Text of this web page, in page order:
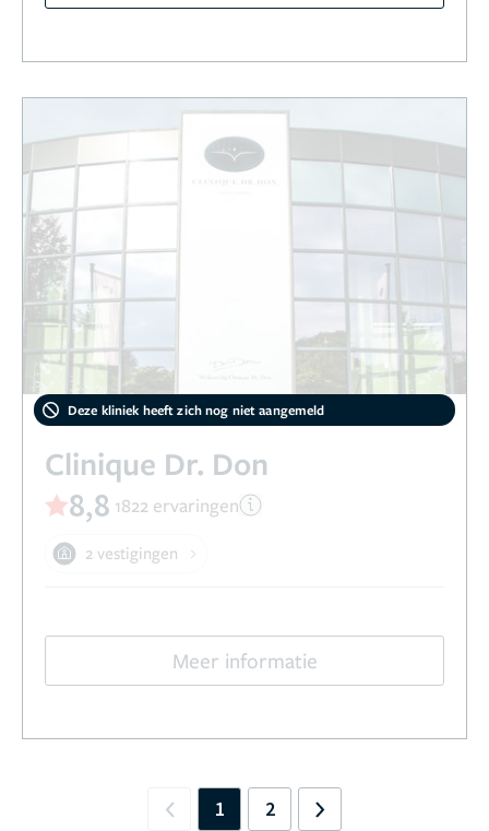
Deze kliniek heeft zich nog niet aangemeld
Clinique Dr. Don
8,8 1822 ervaringen
2 vestigingen
Meer informatie
Previous
1 2 Next